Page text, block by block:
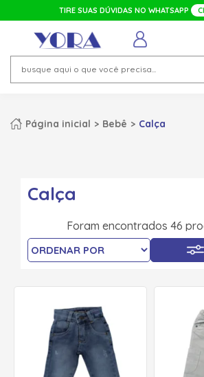
TIRE SUAS DÚVIDAS NO WHATSAPP
Página inicial Bebê Calça
Calça
Foram encontrados 46